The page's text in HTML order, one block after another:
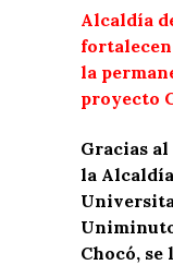
Alcaldía
la
proyecto
Gracias
la
Chocó,